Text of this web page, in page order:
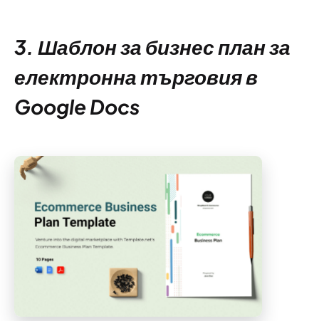
3. Шаблон за бизнес план за
електронна търговия в
Google Docs